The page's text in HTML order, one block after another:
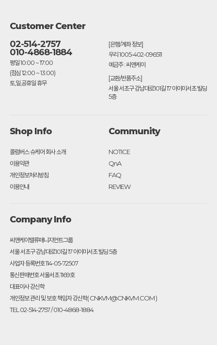
Customer Center
02-514-2757
010-4868-1884
평일 10:00 ~ 17:00
(점심 12:00 ~ 13:00)
토,일,공휴일 휴무
[은행/계좌 정보]
우리 1005-402-096511
예금주 : 씨앤케이
[교환/반품주소]
서울 서초구 강남대로101길 17 아이미서초 빌딩
5층
Shop Info
콜럼버스 슈케어 회사 소개
이용약관
개인정보처리방침
이용안내
Community
NOTICE
QnA
FAQ
REVIEW
Company Info
씨앤케이밸류매니지먼트그룹
서울 서초구 강남대로101길 17 아이미서초 빌딩 5층
사업자 등록번호 114-05-72507
통신판매번호 서울서초 1169호
대표이사 강신학
개인정보 관리 및 보호 책임자 강신학( CNKVM@CNKVM.COM )
TEL 02-514-2757 / 010-4868-1884